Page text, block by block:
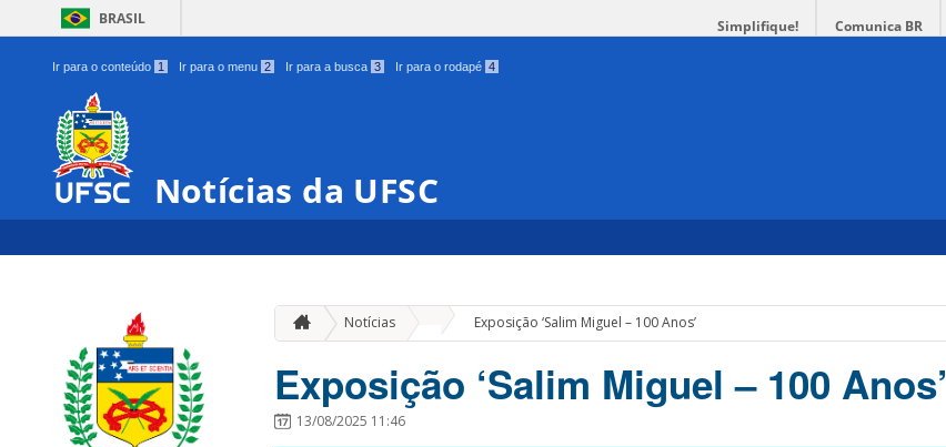
BRASIL Simplifique! Comunica BR
Ir para o conteúdo 1 Ir para o menu 2 Ir para a busca 3 Ir para o rodapé 4
Notícias da UFSC
Notícias Exposição ‘Salim Miguel – 100 Anos’
Exposição ‘Salim Miguel – 100 Anos’
13/08/2025 11:46